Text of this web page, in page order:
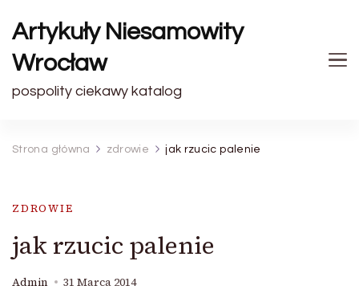
Artykuły Niesamowity
Wrocław
pospolity ciekawy katalog
Strona główna zdrowie jak rzucic palenie
ZDROWIE
jak rzucic palenie
Admin 31 Marca 2014